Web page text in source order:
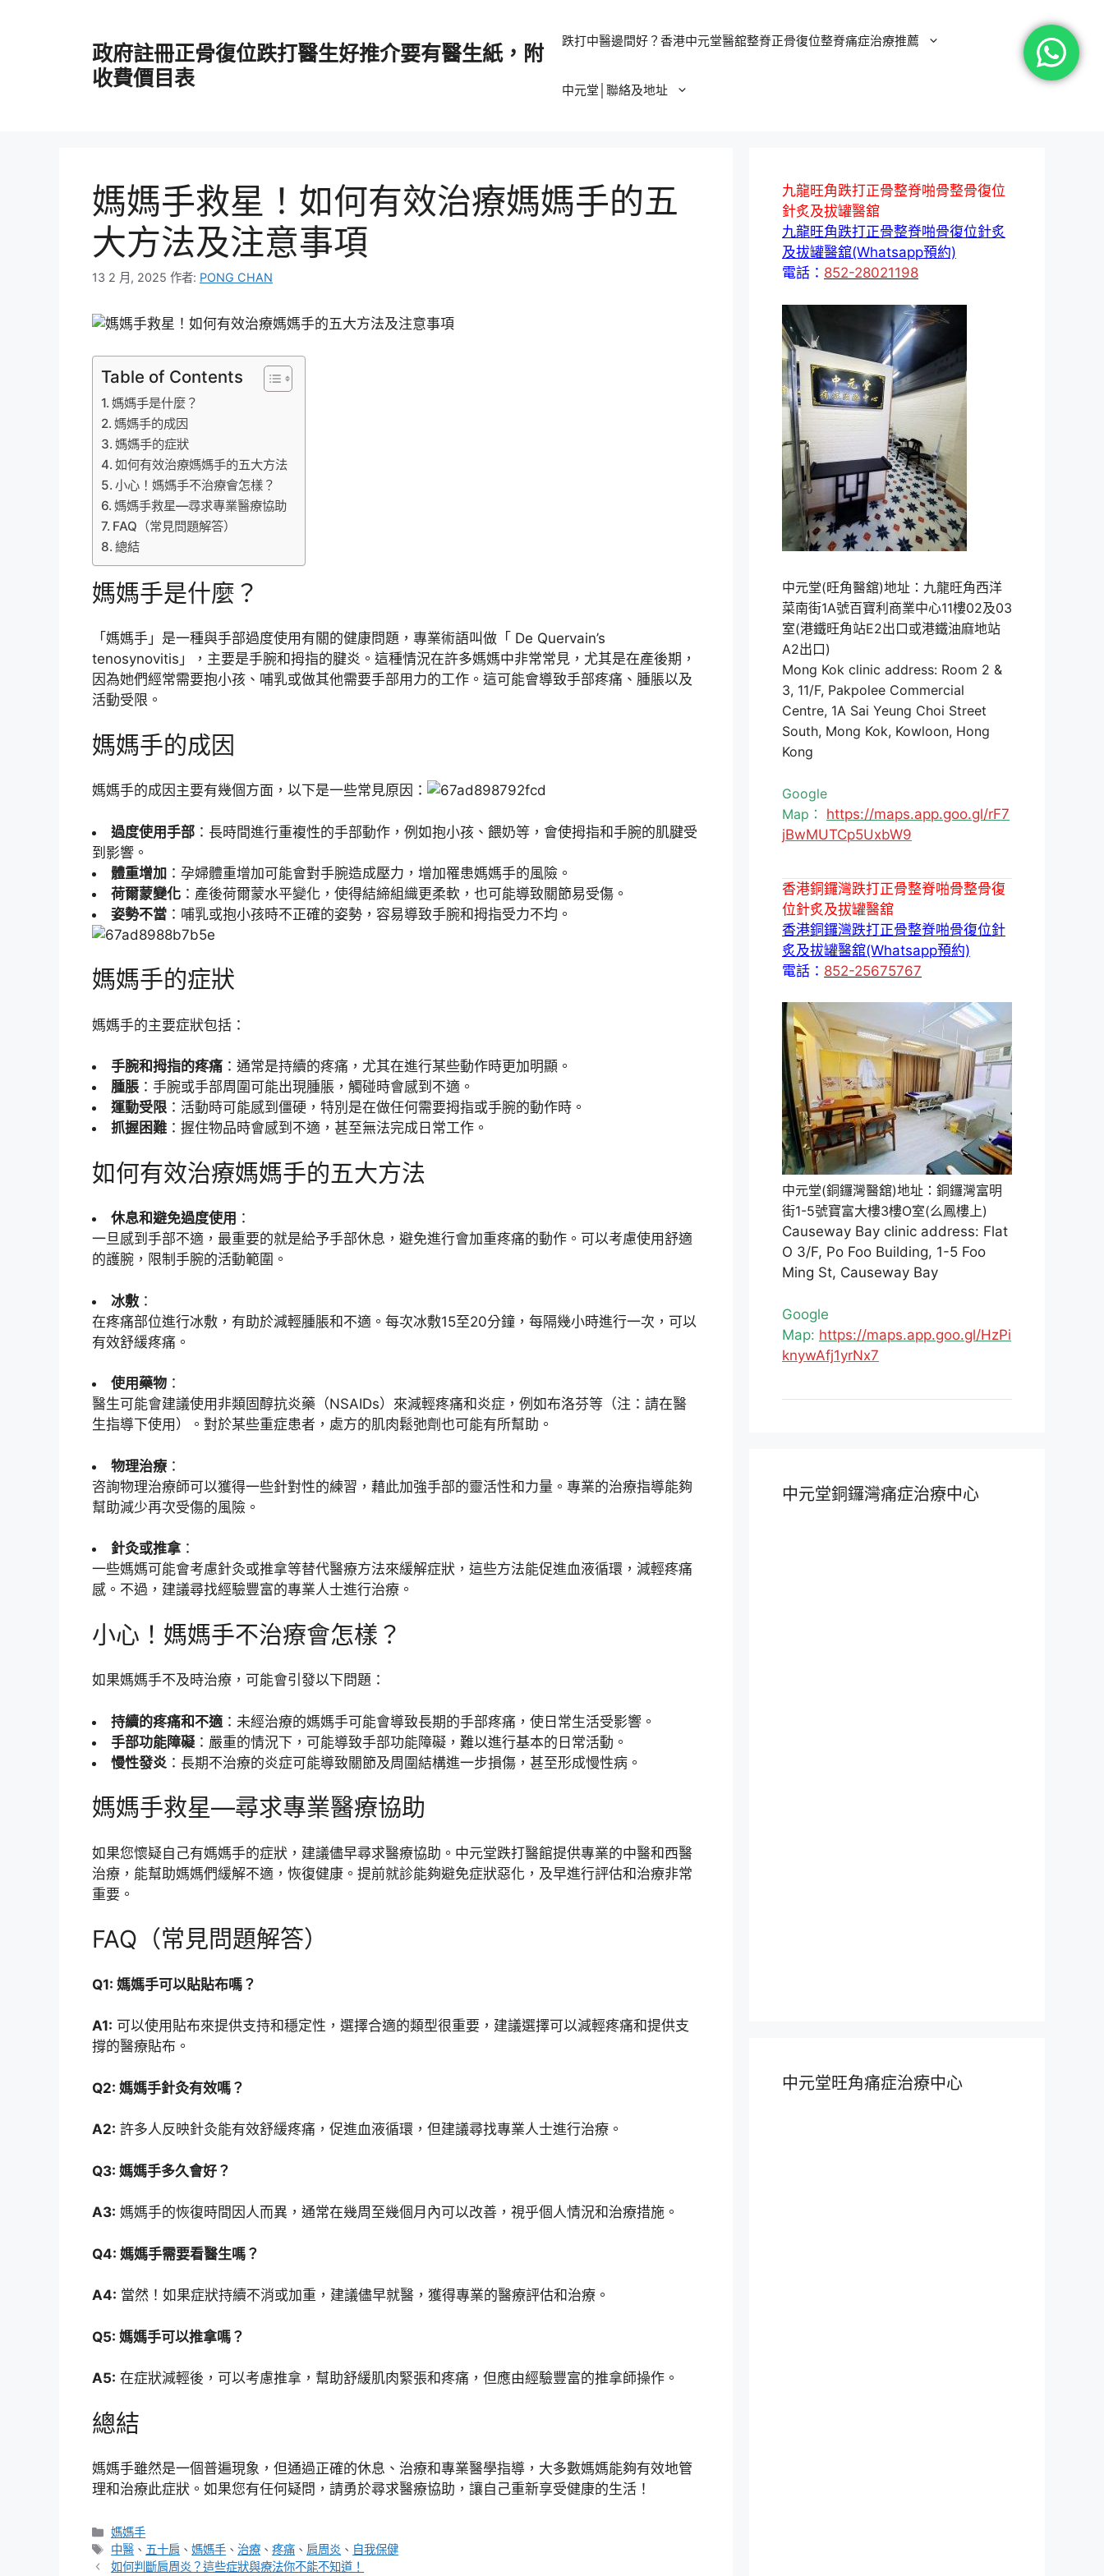
政府註冊正骨復位跌打醫生好推介要有醫生紙，附
收費價目表
跌打中醫邊間好？香港中元堂醫舘整脊正骨復位整脊痛症治療推薦
中元堂│聯絡及地址
媽媽手救星！如何有效治療媽媽手的五
大方法及注意事項
13 2 月, 2025 作者: PONG CHAN
Table of Contents
媽媽手是什麼？
媽媽手的成因
媽媽手的症狀
如何有效治療媽媽手的五大方法
小心！媽媽手不治療會怎樣？
媽媽手救星—尋求專業醫療協助
FAQ（常見問題解答）
總結
媽媽手是什麼？
「媽媽手」是一種與手部過度使用有關的健康問題，專業術語叫做「 De Quervain’s
tenosynovitis」，主要是手腕和拇指的腱炎。這種情況在許多媽媽中非常常見，尤其是在產後期，
因為她們經常需要抱小孩、哺乳或做其他需要手部用力的工作。這可能會導致手部疼痛、腫脹以及
活動受限。
媽媽手的成因
媽媽手的成因主要有幾個方面，以下是一些常見原因：
過度使用手部 ：長時間進行重複性的手部動作，例如抱小孩、餵奶等，會使拇指和手腕的肌腱受
到影響。
體重增加 ：孕婦體重增加可能會對手腕造成壓力，增加罹患媽媽手的風險。
荷爾蒙變化 ：產後荷爾蒙水平變化，使得結締組織更柔軟，也可能導致關節易受傷。
姿勢不當 ：哺乳或抱小孩時不正確的姿勢，容易導致手腕和拇指受力不均。
媽媽手的症狀
媽媽手的主要症狀包括：
手腕和拇指的疼痛 ：通常是持續的疼痛，尤其在進行某些動作時更加明顯。
腫脹 ：手腕或手部周圍可能出現腫脹，觸碰時會感到不適。
運動受限 ：活動時可能感到僵硬，特別是在做任何需要拇指或手腕的動作時。
抓握困難 ：握住物品時會感到不適，甚至無法完成日常工作。
如何有效治療媽媽手的五大方法
休息和避免過度使用 ：
一旦感到手部不適，最重要的就是給予手部休息，避免進行會加重疼痛的動作。可以考慮使用舒適
的護腕，限制手腕的活動範圍。
冰敷 ：
在疼痛部位進行冰敷，有助於減輕腫脹和不適。每次冰敷15至20分鐘，每隔幾小時進行一次，可以
有效舒緩疼痛。
使用藥物 ：
醫生可能會建議使用非類固醇抗炎藥（NSAIDs）來減輕疼痛和炎症，例如布洛芬等（注：請在醫
生指導下使用）。對於某些重症患者，處方的肌肉鬆弛劑也可能有所幫助。
物理治療：
咨詢物理治療師可以獲得一些針對性的練習，藉此加強手部的靈活性和力量。專業的治療指導能夠
幫助減少再次受傷的風險。
針灸或推拿：
一些媽媽可能會考慮針灸或推拿等替代醫療方法來緩解症狀，這些方法能促進血液循環，減輕疼痛
感。不過，建議尋找經驗豐富的專業人士進行治療。
小心！媽媽手不治療會怎樣？
如果媽媽手不及時治療，可能會引發以下問題：
持續的疼痛和不適 ：未經治療的媽媽手可能會導致長期的手部疼痛，使日常生活受影響。
手部功能障礙 ：嚴重的情況下，可能導致手部功能障礙，難以進行基本的日常活動。
慢性發炎 ：長期不治療的炎症可能導致關節及周圍結構進一步損傷，甚至形成慢性病。
媽媽手救星—尋求專業醫療協助
如果您懷疑自己有媽媽手的症狀，建議儘早尋求醫療協助。中元堂跌打醫館提供專業的中醫和西醫
治療，能幫助媽媽們緩解不適，恢復健康。提前就診能夠避免症狀惡化，及早進行評估和治療非常
重要。
FAQ（常見問題解答）
Q1: 媽媽手可以貼貼布嗎？
A1: 可以使用貼布來提供支持和穩定性，選擇合適的類型很重要，建議選擇可以減輕疼痛和提供支
撐的醫療貼布。
Q2: 媽媽手針灸有效嗎？
A2: 許多人反映針灸能有效舒緩疼痛，促進血液循環，但建議尋找專業人士進行治療。
Q3: 媽媽手多久會好？
A3: 媽媽手的恢復時間因人而異，通常在幾周至幾個月內可以改善，視乎個人情況和治療措施。
Q4: 媽媽手需要看醫生嗎？
A4: 當然！如果症狀持續不消或加重，建議儘早就醫，獲得專業的醫療評估和治療。
Q5: 媽媽手可以推拿嗎？
A5: 在症狀減輕後，可以考慮推拿，幫助舒緩肌肉緊張和疼痛，但應由經驗豐富的推拿師操作。
總結
媽媽手雖然是一個普遍現象，但通過正確的休息、治療和專業醫學指導，大多數媽媽能夠有效地管
理和治療此症狀。如果您有任何疑問，請勇於尋求醫療協助，讓自己重新享受健康的生活！
分
類
媽媽手
標
籤
中醫 、 五十肩 、媽媽手 、治療 、疼痛 、 肩周炎 、 自我保健
如何判斷肩周炎？這些症狀與療法你不能不知道！
九龍旺角跌打正骨整脊啪骨整骨復位
針炙及拔罐醫舘
九龍旺角跌打正骨整脊啪骨復位針炙
及拔罐醫舘(Whatsapp預約)
電話： 852-28021198
中元堂(旺角醫舘)地址：九龍旺角西洋
菜南街1A號百寶利商業中心11樓02及03
室(港鐵旺角站E2出口或港鐵油麻地站
A2出口)
Mong Kok clinic address: Room 2 &
3, 11/F, Pakpolee Commercial
Centre, 1A Sai Yeung Choi Street
South, Mong Kok, Kowloon, Hong
Kong
Google
Map： https://maps.app.goo.gl/rF7
jBwMUTCp5UxbW9
香港銅鑼灣跌打正骨整脊啪骨整骨復
位針炙及拔罐醫舘
香港銅鑼灣跌打正骨整脊啪骨復位針
炙及拔罐醫舘(Whatsapp預約)
電話： 852-25675767
中元堂(銅鑼灣醫舘)地址：銅鑼灣富明
街1-5號寶富大樓3樓O室(么鳳樓上)
Causeway Bay clinic address: Flat
O 3/F, Po Foo Building, 1-5 Foo
Ming St, Causeway Bay
Google
Map: https://maps.app.goo.gl/HzPi
knywAfj1yrNx7
中元堂銅鑼灣痛症治療中心
中元堂旺角痛症治療中心